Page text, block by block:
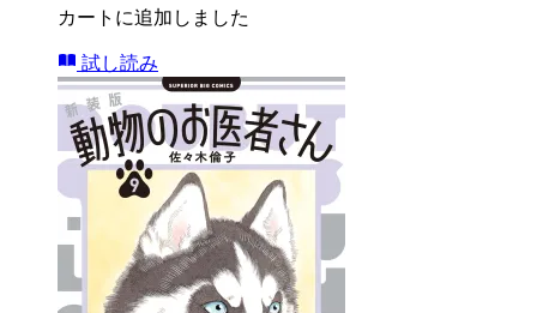
カートに追加しました
試し読み